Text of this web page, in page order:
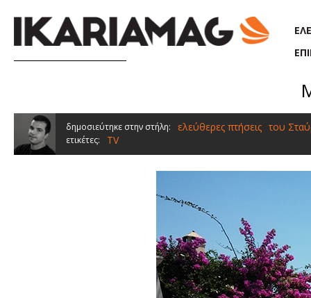
δημοσιεύτηκε στην στήλη: ελεύθερες πτήσεις του
ετικέτες: TV